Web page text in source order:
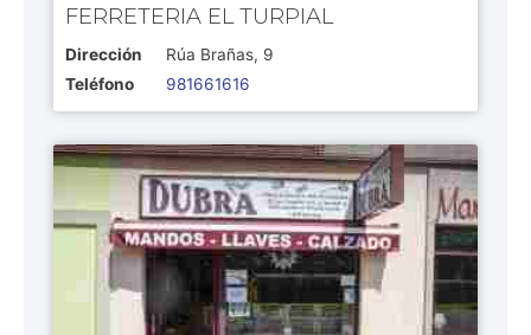
FERRETERIA EL TURPIAL
Dirección
Rúa Brañas, 9
Teléfono
981661616